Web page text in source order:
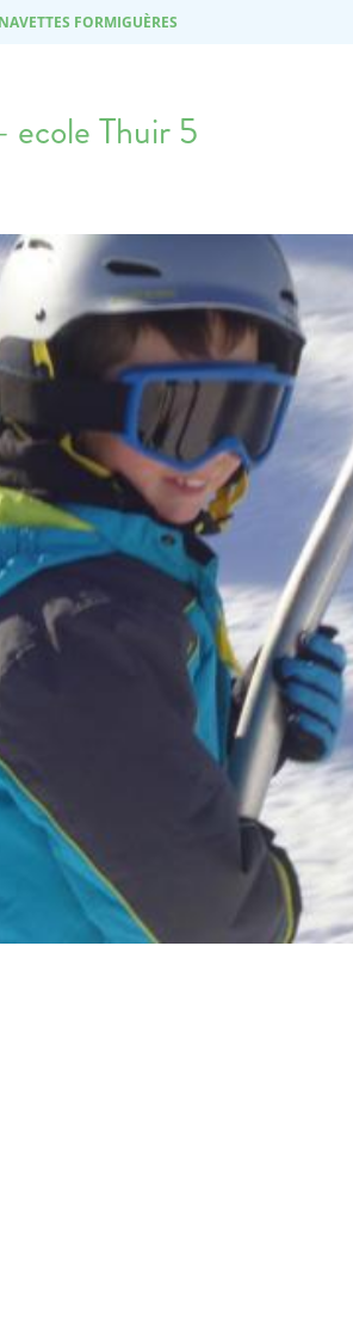
FORMIGUÈRES
ecole Thuir 5